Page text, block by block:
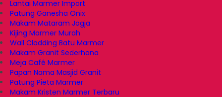
Lantai Marmer Import
Patung Ganesha Onix
Makam Mataram Jogja
Kijing Marmer Murah
Wall Cladding Batu Marmer
Makam Granit Sederhana
Meja Café Marmer
Papan Nama Masjid Granit
Patung Pieta Marmer
Makam Kristen Marmer Terbaru